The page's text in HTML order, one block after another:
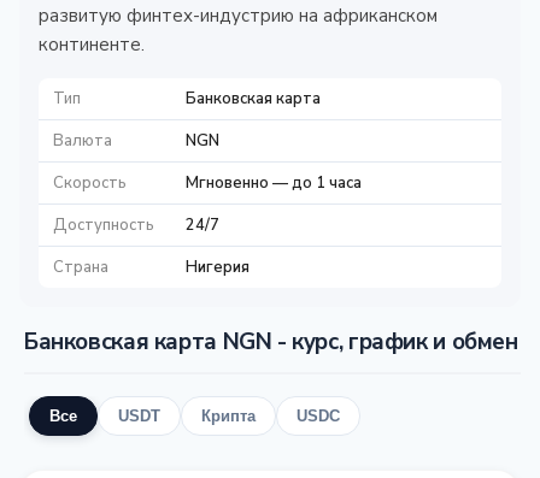
развитую финтех-индустрию на африканском
континенте.
Тип
Банковская карта
Валюта
NGN
Скорость
Мгновенно — до 1 часа
Доступность
24/7
Страна
Нигерия
Банковская карта NGN - курс, график и обмен
Все USDT Крипта USDC